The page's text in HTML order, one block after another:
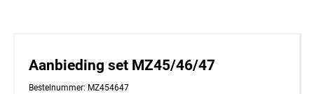
Aanbieding set MZ45/46/47
Bestelnummer: MZ454647